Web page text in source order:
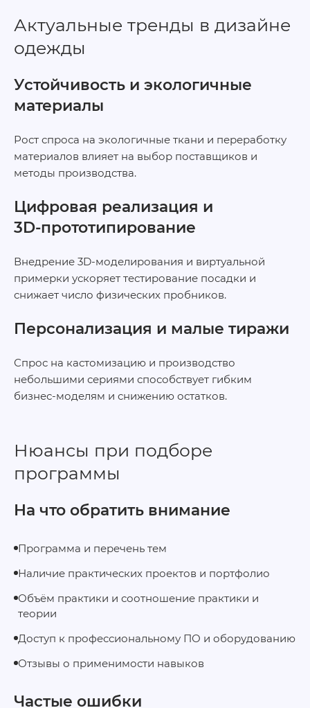
Актуальные тренды в дизайне
одежды
Устойчивость и экологичные
материалы
Рост спроса на экологичные ткани и переработку
материалов влияет на выбор поставщиков и
методы производства.
Цифровая реализация и
3D‑прототипирование
Внедрение 3D‑моделирования и виртуальной
примерки ускоряет тестирование посадки и
снижает число физических пробников.
Персонализация и малые тиражи
Спрос на кастомизацию и производство
небольшими сериями способствует гибким
бизнес‑моделям и снижению остатков.
Нюансы при подборе
программы
На что обратить внимание
Программа и перечень тем
Наличие практических проектов и портфолио
Объём практики и соотношение практики и
теории
Доступ к профессиональному ПО и оборудованию
Отзывы о применимости навыков
Частые ошибки